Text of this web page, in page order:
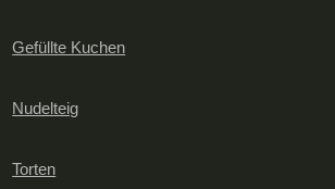
Gefüllte Kuchen
Nudelteig
Torten